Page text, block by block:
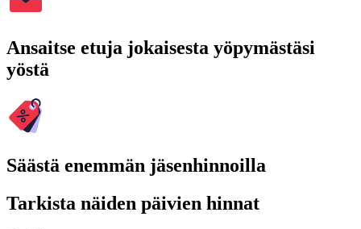
Ansaitse etuja jokaisesta yöpymästäsi
yöstä
Säästä enemmän jäsenhinnoilla
Tarkista näiden päivien hinnat